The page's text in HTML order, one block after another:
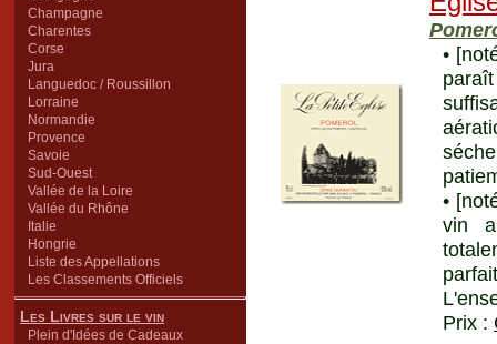
Champagne
Charentes
Corse
Jura
Languedoc / Roussillon
Lorraine
Normandie
Provence
Savoie
Sud-Ouest
Vallée de la Loire
Vallée du Rhône
Italie
Hongrie
Liste des Appellations
Les Classements Officiels
Les Livres sur le vin
Plein d'Idées de Cadeaux
•
•
vin a
Prix :